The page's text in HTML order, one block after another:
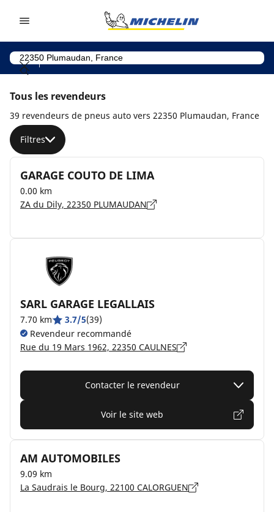
Tous les revendeurs
39 revendeurs de pneus auto vers 22350 Plumaudan, France
Filtres
GARAGE COUTO DE LIMA
0.00 km
ZA du Dily, 22350 PLUMAUDAN
SARL GARAGE LEGALLAIS
7.70 km 3.7/5(39)
Revendeur recommandé
Rue du 19 Mars 1962, 22350 CAULNES
Contacter le revendeur
Voir le site web
AM AUTOMOBILES
9.09 km
La Saudrais le Bourg, 22100 CALORGUEN